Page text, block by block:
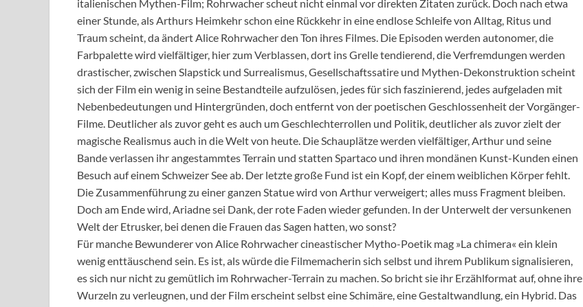
italienischen Mythen-Film; Rohrwacher scheut nicht einmal vor direkten Zitaten zurück. Doch nach etwa
einer Stunde, als Arthurs Heimkehr schon eine Rückkehr in eine endlose Schleife von Alltag, Ritus und
Traum scheint, da ändert Alice Rohrwacher den Ton ihres Filmes. Die Episoden werden autonomer, die
Farbpalette wird vielfältiger, hier zum Verblassen, dort ins Grelle tendierend, die Verfremdungen werden
drastischer, zwischen Slapstick und Surrealismus, Gesellschaftssatire und Mythen-Dekonstruktion scheint
sich der Film ein wenig in seine Bestandteile aufzulösen, jedes für sich faszinierend, jedes aufgeladen mit
Nebenbedeutungen und Hintergründen, doch entfernt von der poetischen Geschlossenheit der Vorgänger-
Filme. Deutlicher als zuvor geht es auch um Geschlechterrollen und Politik, deutlicher als zuvor zielt der
magische Realismus auch in die Welt von heute. Die Schauplätze werden vielfältiger, Arthur und seine
Bande verlassen ihr angestammtes Terrain und statten Spartaco und ihren mondänen Kunst-Kunden einen
Besuch auf einem Schweizer See ab. Der letzte große Fund ist ein Kopf, der einem weiblichen Körper fehlt.
Die Zusammenführung zu einer ganzen Statue wird von Arthur verweigert; alles muss Fragment bleiben.
Doch am Ende wird, Ariadne sei Dank, der rote Faden wieder gefunden. In der Unterwelt der versunkenen
Welt der Etrusker, bei denen die Frauen das Sagen hatten, wo sonst?
Für manche Bewunderer von Alice Rohrwacher cineastischer Mytho-Poetik mag »La chimera« ein klein
wenig enttäuschend sein. Es ist, als würde die Filmemacherin sich selbst und ihrem Publikum signalisieren,
es sich nur nicht zu gemütlich im Rohrwacher-Terrain zu machen. So bricht sie ihr Erzählformat auf, ohne ihre
Wurzeln zu verleugnen, und der Film erscheint selbst eine Schimäre, eine Gestaltwandlung, ein Hybrid. Das